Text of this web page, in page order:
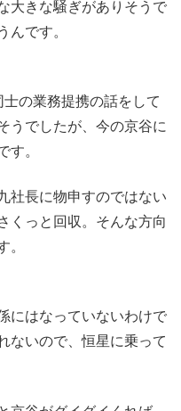
大きな騒ぎがありそうで
んです。
の業務提携の話をして
うでしたが、今の京谷に
す。
社長に物申すのではない
くっと回収。そんな方向
。
にはなっていないわけで
ないので、恒星に乗って